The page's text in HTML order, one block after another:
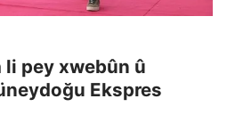
li pey xwebûn û
Ekspres